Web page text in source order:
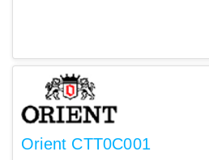
Orient CTT0C001